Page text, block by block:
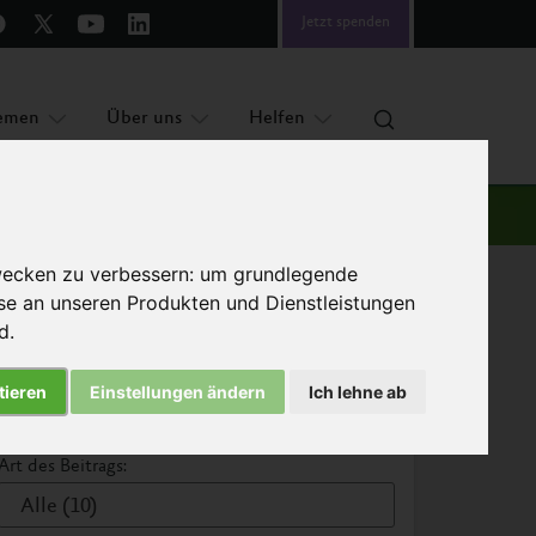
zu verbessern: um grundlegende
an unseren Produkten und Dienstleistungen
.
Ich lehne ab
Einstellungen ändern
Über uns Helfen
Jetzt spenden
filtern
Art des Beitrags:
Alle (10)